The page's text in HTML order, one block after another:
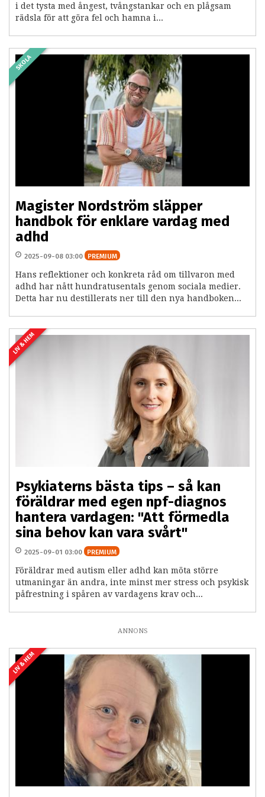
i det tysta med ångest, tvångstankar och en plågsam
rädsla för att göra fel och hamna i...
SKOLA
Magister Nordström släpper
handbok för enklare vardag med
adhd
2025-09-08 03:00 PREMIUM
Hans reflektioner och konkreta råd om tillvaron med
adhd har nått hundratusentals genom sociala medier.
Detta har nu destillerats ner till den nya handboken...
LIV & HEM
Psykiaterns bästa tips – så kan
föräldrar med egen npf-diagnos
hantera vardagen: "Att förmedla
sina behov kan vara svårt"
2025-09-01 03:00 PREMIUM
Föräldrar med autism eller adhd kan möta större
utmaningar än andra, inte minst mer stress och psykisk
påfrestning i spåren av vardagens krav och...
ANNONS
LIV & HEM